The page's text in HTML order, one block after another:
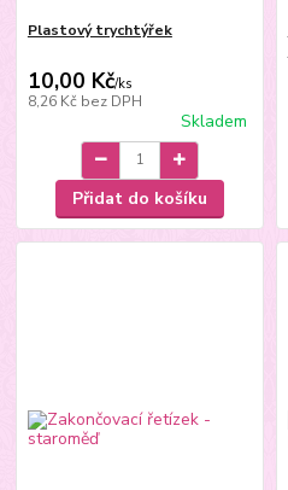
Plastový trychtýřek
10,00 Kč/ks
8,26 Kč bez DPH
Skladem
Přidat do košíku